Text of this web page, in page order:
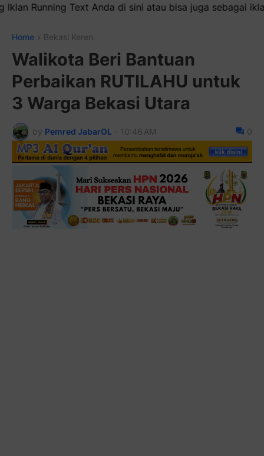
atau bisa juga sebagai iklan headliner di atas
Home Bekasi Keren
Walikota Beri Bantuan
Perbaikan RUTILAHU untuk
3 Warga Bekasi Utara
by Pemred JabarOL - 10:46 AM 0